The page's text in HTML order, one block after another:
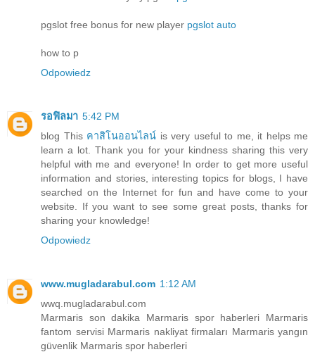
pgslot free bonus for new player pgslot auto
how to p
Odpowiedz
รอฟิลมา 5:42 PM
blog This คาสิโนออนไลน์ is very useful to me, it helps me
learn a lot. Thank you for your kindness sharing this very
helpful with me and everyone! In order to get more useful
information and stories, interesting topics for blogs, I have
searched on the Internet for fun and have come to your
website. If you want to see some great posts, thanks for
sharing your knowledge!
Odpowiedz
www.mugladarabul.com 1:12 AM
wwq.mugladarabul.com
Marmaris son dakika Marmaris spor haberleri Marmaris
fantom servisi Marmaris nakliyat firmaları Marmaris yangın
güvenlik Marmaris spor haberleri